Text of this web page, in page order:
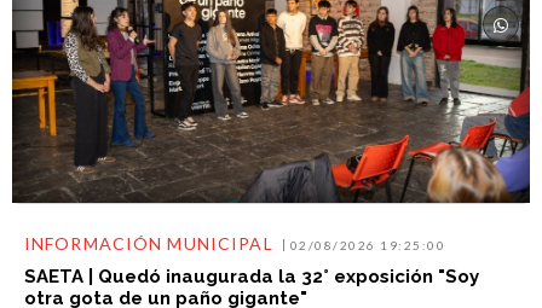
INFORMACIÓN MUNICIPAL 02/08/2026 19:25:00
SAETA | Quedó inaugurada la 32° exposición "Soy
otra gota de un paño gigante"